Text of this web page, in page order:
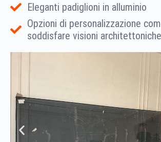
Eleganti padiglioni in alluminio
Opzioni di personalizzazione
soddisfare visioni